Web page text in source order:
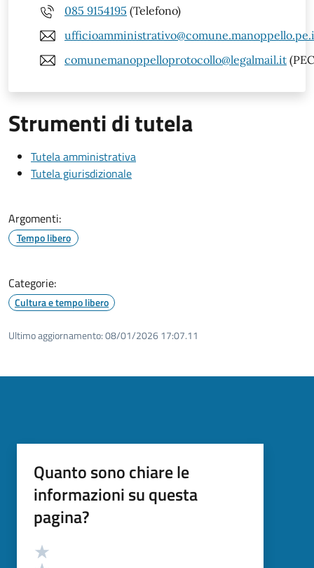
085 9154195 (Telefono)
comunemanoppelloprotocollo@legalmail.it
Strumenti di tutela
Tutela amministrativa
Tutela giurisdizionale
Argomenti:
Tempo libero
Categorie:
Cultura e tempo libero
Ultimo aggiornamento:08/01/2026 17:07.11
Quanto sono chiare le
informazioni su questa
pagina?
Valutazione